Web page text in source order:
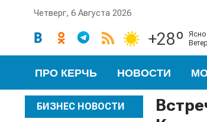
Четверг, 6 Августа 2026
+28º
ясно
ПРО КЕРЧЬ НОВОСТИ
БИЗНЕС НОВОСТИ